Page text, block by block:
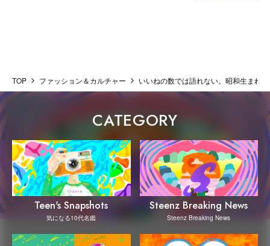
TOP ファッション＆カルチャー いいねの数では語れない。昭和生まれ
CATEGORY
Teen's Snapshots
気になる10代名鑑
Steenz Breaking News
Steenz Breaking News